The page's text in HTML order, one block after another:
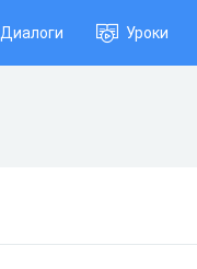
Диалоги Уроки